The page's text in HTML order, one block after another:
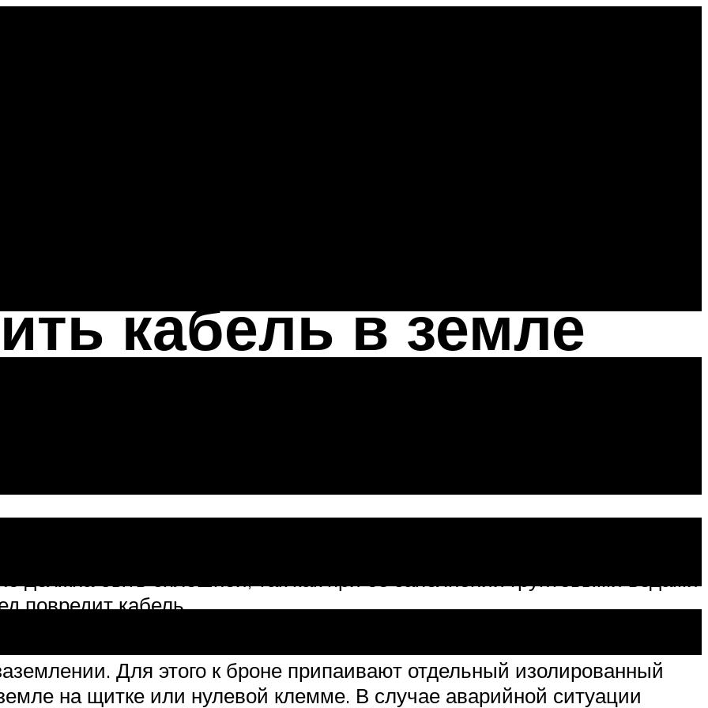
кабель в земле
в частном доме должен быть только бронированный.
должна быть сплошной, так как при ее заполнении грунтовыми водами
повредит кабель.
Для этого к броне припаивают отдельный изолированный
на щитке или нулевой клемме. В случае аварийной ситуации